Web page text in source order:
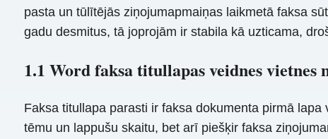
pasta un tūlītējās ziņojumapmaiņas laikmetā faksa
gadu desmitus, tā joprojām ir stabila kā uzticama,
1.1 Word faksa titullapas veidnes vietnes
Faksa titullapa parasti ir faksa dokumenta pirmā
tēmu un lappušu skaitu, bet arī piešķir faksa